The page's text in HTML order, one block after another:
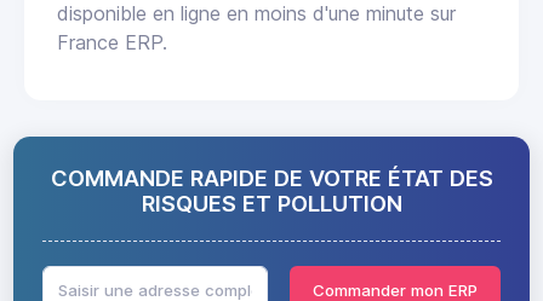
disponible en ligne en moins d'une minute sur
France ERP.
COMMANDE RAPIDE DE VOTRE ÉTAT DES
RISQUES ET POLLUTION
Commander mon ERP